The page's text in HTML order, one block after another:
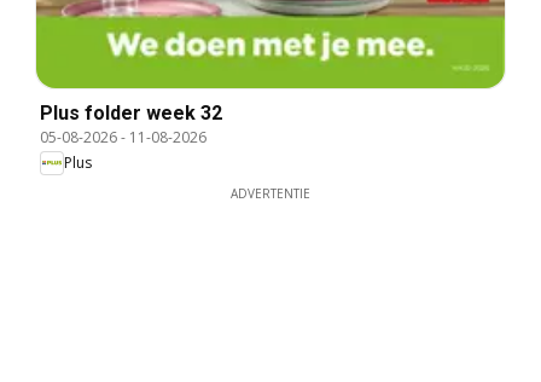
Plus folder week 32
05-08-2026- 11-08-2026
Plus
ADVERTENTIE